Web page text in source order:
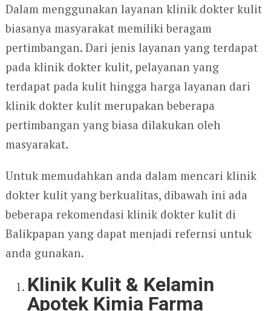
Dalam menggunakan layanan klinik dokter kulit
biasanya masyarakat memiliki beragam
pertimbangan. Dari jenis layanan yang terdapat
pada klinik dokter kulit, pelayanan yang
terdapat pada kulit hingga harga layanan dari
klinik dokter kulit merupakan beberapa
pertimbangan yang biasa dilakukan oleh
masyarakat.
Untuk memudahkan anda dalam mencari klinik
dokter kulit yang berkualitas, dibawah ini ada
beberapa rekomendasi klinik dokter kulit di
Balikpapan yang dapat menjadi refernsi untuk
anda gunakan.
Klinik Kulit & Kelamin
Apotek Kimia Farma